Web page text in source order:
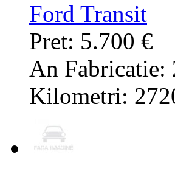
Ford Transit
Pret: 5.700 €
An Fabricatie:
Kilometri: